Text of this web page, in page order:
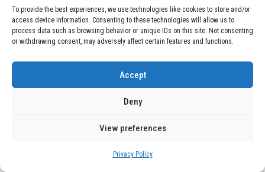
To provide the best experiences, we use technologies like cookies to store and/or
access device information. Consenting to these technologies will allow us to
process data such as browsing behavior or unique IDs on this site. Not consenting
or withdrawing consent, may adversely affect certain features and functions.
Accept
Deny
View preferences
Privacy Policy
ADVERTISEMENT